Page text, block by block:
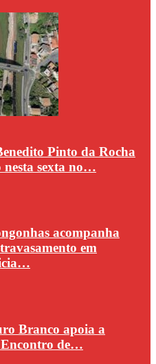
Pinto da Rocha
nesta sexta no…
acompanha
em
Branco apoia a
Encontro de…